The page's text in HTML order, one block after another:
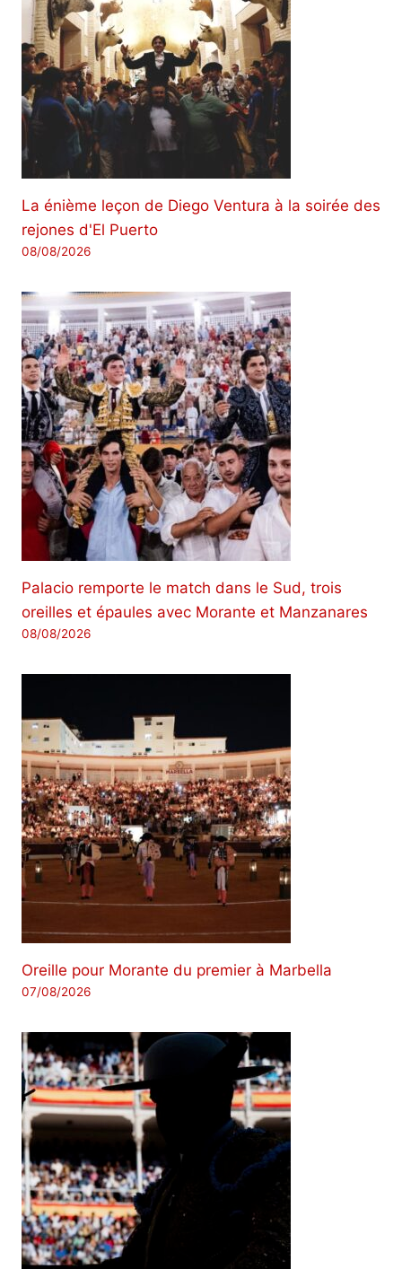
La énième leçon de Diego Ventura à la soirée des
rejones d'El Puerto
08/08/2026
Palacio remporte le match dans le Sud, trois
oreilles et épaules avec Morante et Manzanares
08/08/2026
Oreille pour Morante du premier à Marbella
07/08/2026